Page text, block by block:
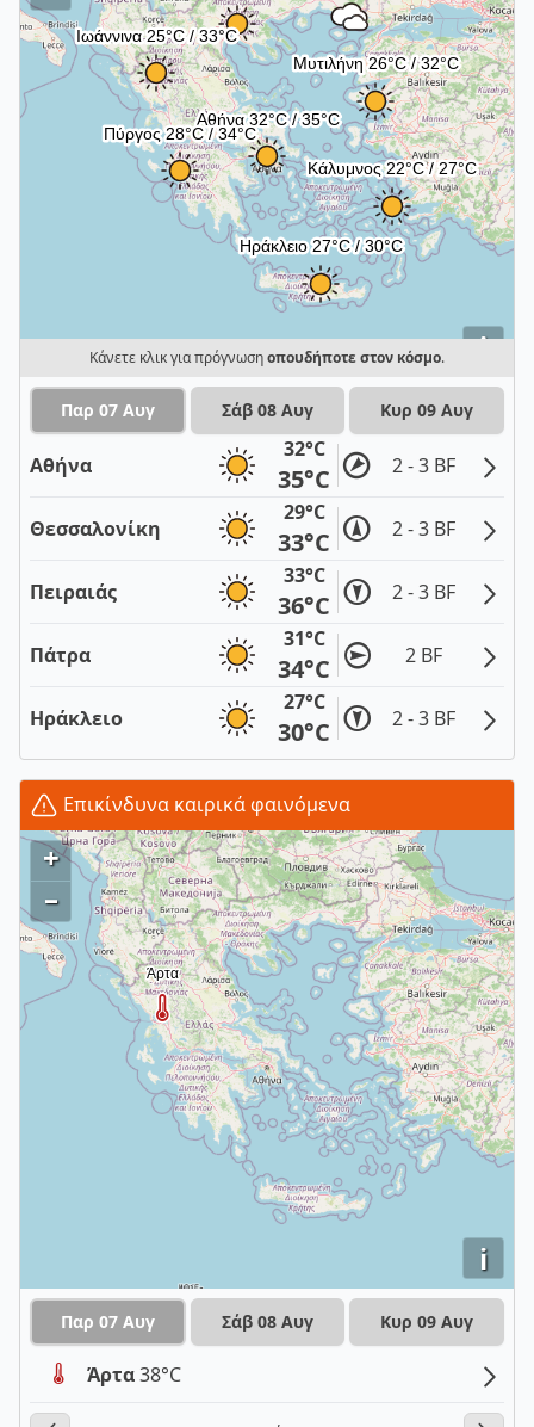
i
Κάνετε κλικ για πρόγνωσηοπουδήποτε στον κόσμο.
Παρ 07 Αυγ Σάβ 08 Αυγ Κυρ 09 Αυγ
Αθήνα
32°C
35°C 2 - 3 BF
Θεσσαλονίκη
29°C
33°C 2 - 3 BF
Πειραιάς
33°C
36°C 2 - 3 BF
Πάτρα
31°C
34°C 2 BF
Ηράκλειο
27°C
30°C 2 - 3 BF
Επικίνδυνα καιρικά φαινόμενα
i
+
–
Παρ 07 Αυγ Σάβ 08 Αυγ Κυρ 09 Αυγ
Άρτα38°C